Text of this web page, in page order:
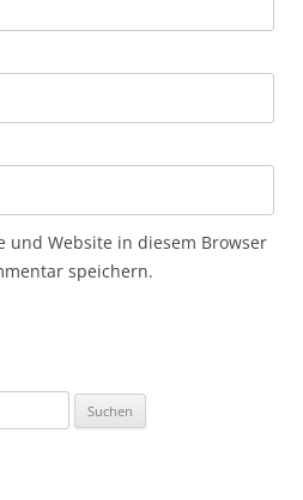
und Website in diesem Browser
speichern.